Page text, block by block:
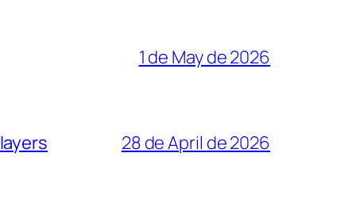
1 de May de 2026
28 de April de 2026